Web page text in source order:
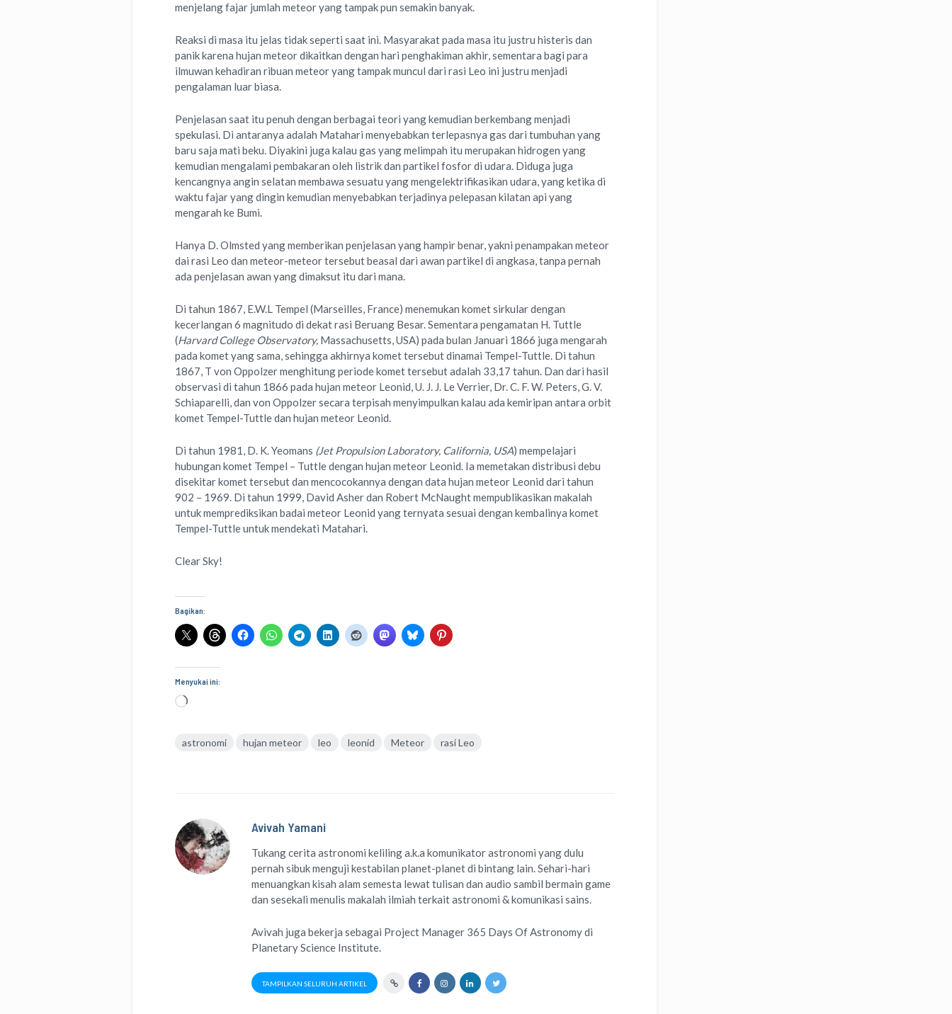
menjelang fajar jumlah meteor yang tampak pun semakin banyak.
Reaksi di masa itu jelas tidak seperti saat ini. Masyarakat pada masa itu justru histeris dan
panik karena hujan meteor dikaitkan dengan hari penghakiman akhir, sementara bagi para
ilmuwan kehadiran ribuan meteor yang tampak muncul dari rasi Leo ini justru menjadi
pengalaman luar biasa.
Penjelasan saat itu penuh dengan berbagai teori yang kemudian berkembang menjadi
spekulasi. Di antaranya adalah Matahari menyebabkan terlepasnya gas dari tumbuhan yang
baru saja mati beku. Diyakini juga kalau gas yang melimpah itu merupakan hidrogen yang
kemudian mengalami pembakaran oleh listrik dan partikel fosfor di udara. Diduga juga
kencangnya angin selatan membawa sesuatu yang mengelektrifikasikan udara, yang ketika di
waktu fajar yang dingin kemudian menyebabkan terjadinya pelepasan kilatan api yang
mengarah ke Bumi.
Hanya D. Olmsted yang memberikan penjelasan yang hampir benar, yakni penampakan meteor
dai rasi Leo dan meteor-meteor tersebut beasal dari awan partikel di angkasa, tanpa pernah
ada penjelasan awan yang dimaksut itu dari mana.
Di tahun 1867, E.W.L Tempel (Marseilles, France) menemukan komet sirkular dengan
kecerlangan 6 magnitudo di dekat rasi Beruang Besar. Sementara pengamatan H. Tuttle
(Harvard College Observatory, Massachusetts, USA) pada bulan Januari 1866 juga mengarah
pada komet yang sama, sehingga akhirnya komet tersebut dinamai Tempel-Tuttle. Di tahun
1867, T von Oppolzer menghitung periode komet tersebut adalah 33,17 tahun. Dan dari hasil
observasi di tahun 1866 pada hujan meteor Leonid, U. J. J. Le Verrier, Dr. C. F. W. Peters, G. V.
Schiaparelli, dan von Oppolzer secara terpisah menyimpulkan kalau ada kemiripan antara orbit
komet Tempel-Tuttle dan hujan meteor Leonid.
Di tahun 1981, D. K. Yeomans (Jet Propulsion Laboratory, California, USA) mempelajari
hubungan komet Tempel – Tuttle dengan hujan meteor Leonid. Ia memetakan distribusi debu
disekitar komet tersebut dan mencocokannya dengan data hujan meteor Leonid dari tahun
902 – 1969. Di tahun 1999, David Asher dan Robert McNaught mempublikasikan makalah
untuk memprediksikan badai meteor Leonid yang ternyata sesuai dengan kembalinya komet
Tempel-Tuttle untuk mendekati Matahari.
Clear Sky!
Bagikan:
Menyukai ini:
Memuat...
astronomi hujan meteor leo leonid Meteor rasi Leo
Avivah Yamani
Tukang cerita astronomi kelilinga.k.akomunikator astronomi yang dulu
pernah sibuk menguji kestabilan planet-planet di bintang lain. Sehari-hari
menuangkan kisah alam semesta lewattulisandanaudio sambil bermain game
dan sesekali menulismakalah ilmiah terkait astronomi &komunikasi sains.
Avivah juga bekerja sebagai Project Manager 365 Days Of Astronomydi
Planetary Science Institute.
TAMPILKAN SELURUH ARTIKEL